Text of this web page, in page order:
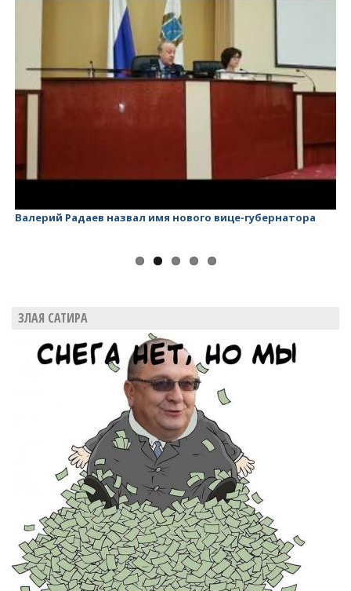
Валерий Радаев назвал имя нового вице-губернатора
ЗЛАЯ САТИРА